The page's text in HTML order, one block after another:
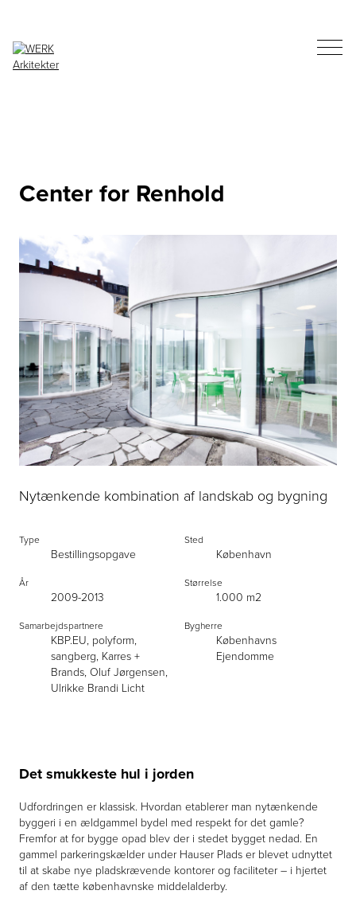
Center for Renhold
Nytænkende kombination af landskab og bygning
Type
Bestillingsopgave
Sted
København
År
2009-2013
Størrelse
1.000 m2
Samarbejdspartnere
KBP.EU, polyform,
sangberg, Karres +
Brands, Oluf Jørgensen,
Ulrikke Brandi Licht
Bygherre
Københavns
Ejendomme
Det smukkeste hul i jorden
Udfordringen er klassisk. Hvordan etablerer man nytænkende
byggeri i en ældgammel bydel med respekt for det gamle?
Fremfor at for bygge opad blev der i stedet bygget nedad. En
gammel parkeringskælder under Hauser Plads er blevet udnyttet
til at skabe nye pladskrævende kontorer og faciliteter – i hjertet
af den tætte københavnske middelalderby.